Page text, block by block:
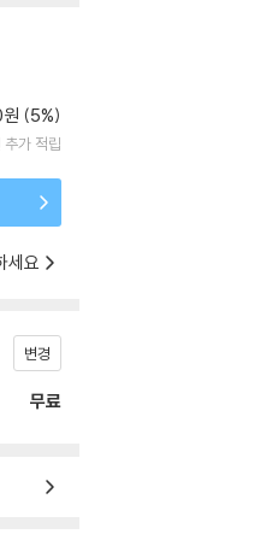
(5%)
가 적립
세요
변경
무료